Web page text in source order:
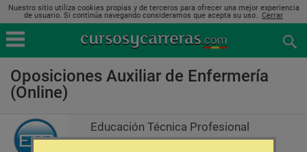
Nuestro sitio utiliza cookies propias y de terceros para ofrecer una mejor experiencia
de usuario. Si continúa navegando consideramos que acepta su uso.. Cerrar
Oposiciones Auxiliar de Enfermería
(Online)
Educación Técnica Profesional